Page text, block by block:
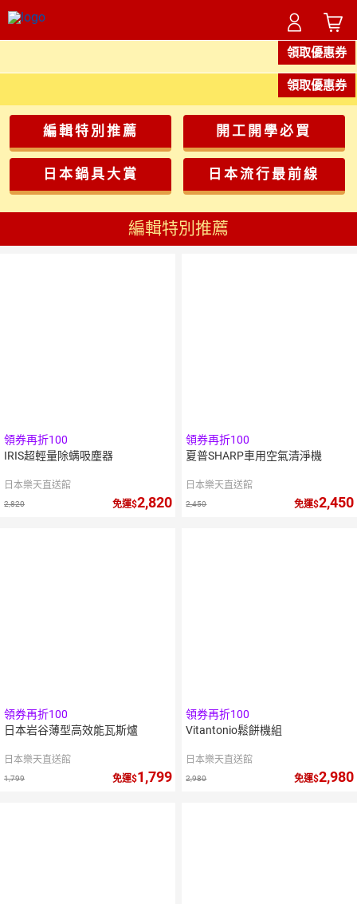
領取優惠券
領取優惠券
編輯特別推薦 開工開學必買
日本鍋具大賞 日本流行最前線
編輯特別推薦
領券再折100
IRIS超輕量除螨吸塵器
日本樂天直送館
2,820 免運 2,820
領券再折100
夏普SHARP車用空氣清淨機
日本樂天直送館
2,450 免運 2,450
領券再折100
日本岩谷薄型高效能瓦斯爐
日本樂天直送館
1,799 免運 1,799
領券再折100
Vitantonio鬆餅機組
日本樂天直送館
2,980 免運 2,980